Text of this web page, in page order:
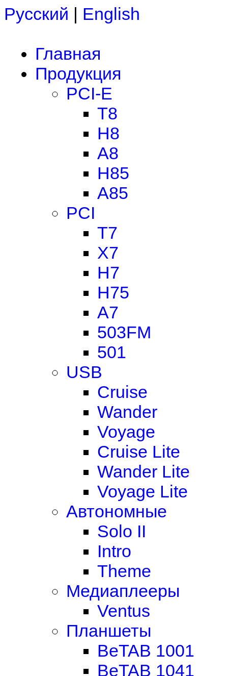
Русский | English
Главная
Продукция
PCI-E
T8
H8
A8
H85
A85
PCI
T7
X7
H7
H75
A7
503FM
501
USB
Cruise
Wander
Voyage
Cruise Lite
Wander Lite
Voyage Lite
Автономные
Solo II
Intro
Theme
Медиаплееры
Ventus
Планшеты
BeTAB 1001
BeTAB 1041